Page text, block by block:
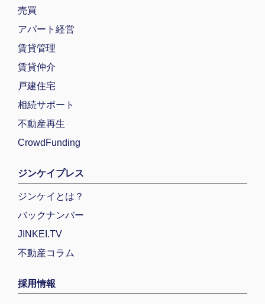
売買
アパート経営
賃貸管理
賃貸仲介
戸建住宅
相続サポート
不動産再生
CrowdFunding
ジンケイプレス
ジンケイとは？
バックナンバー
JINKEI.TV
不動産コラム
採用情報